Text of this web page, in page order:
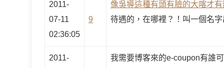
2011-
07-11
02:36:05
9
像吳導這種有頭有臉的大喀才
待遇的，在哪裡？！叫一個名
2011-
我需要博客來的e-coupon有誰